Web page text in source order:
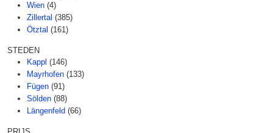
Wien (4)
Zillertal (385)
Ötztal (161)
STEDEN
Kappl (146)
Mayrhofen (133)
Fügen (91)
Sölden (88)
Längenfeld (66)